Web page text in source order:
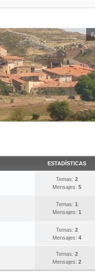
ESTADÍSTICAS
Temas: 2
Mensajes: 5
Temas: 1
Mensajes: 1
Temas: 2
Mensajes: 4
Temas: 2
Mensajes: 2